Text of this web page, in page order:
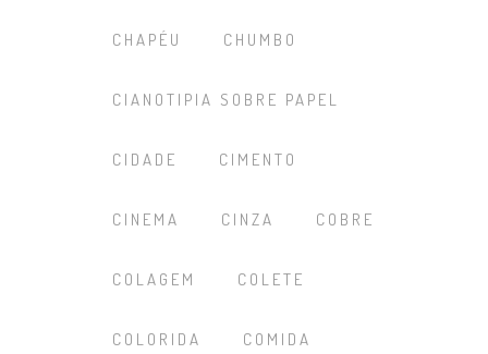
CHAPÉU CHUMBO
CIANOTIPIA SOBRE PAPEL
CIDADE CIMENTO
CINEMA CINZA COBRE
COLAGEM COLETE
COLORIDA COMIDA